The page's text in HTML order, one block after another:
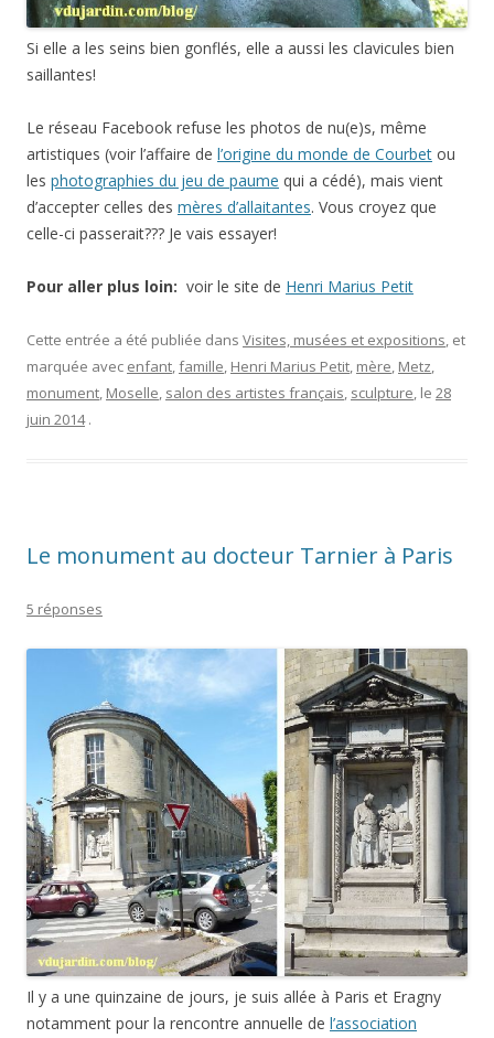
Si elle a les seins bien gonflés, elle a aussi les clavicules bien
saillantes!
Le réseau Facebook refuse les photos de nu(e)s, même
artistiques (voir l’affaire de l’origine du monde de Courbet ou
les photographies du jeu de paume qui a cédé), mais vient
d’accepter celles des mères d’allaitantes. Vous croyez que
celle-ci passerait??? Je vais essayer!
Pour aller plus loin: voir le site de Henri Marius Petit
Cette entrée a été publiée dans Visites, musées et expositions, et
marquée avec enfant,famille, Henri Marius Petit, mère, Metz,
monument, Moselle, salon des artistes français, sculpture, le 28
juin 2014 .
Le monument au docteur Tarnier à Paris
5 réponses
Il y a une quinzaine de jours, je suis allée à Paris et Eragny
notamment pour la rencontre annuelle de l’association